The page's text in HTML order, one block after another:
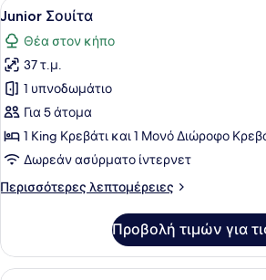
Προβολή
όλων
των
φωτογραφιών
για
Junior
Σουίτα
Ένα
3
Junior Σουίτα
Θέα στον κήπο
37 τ.μ.
1 υπνοδωμάτιο
Για 5 άτομα
1 King Κρεβάτι και 1 Μονό Διώροφο
Δωρεάν ασύρματο ίντερνετ
Περισσότερες λεπτομέρειες
Περισσότερες
Σουίτα
Προβολή τιμών για
Σουίτα